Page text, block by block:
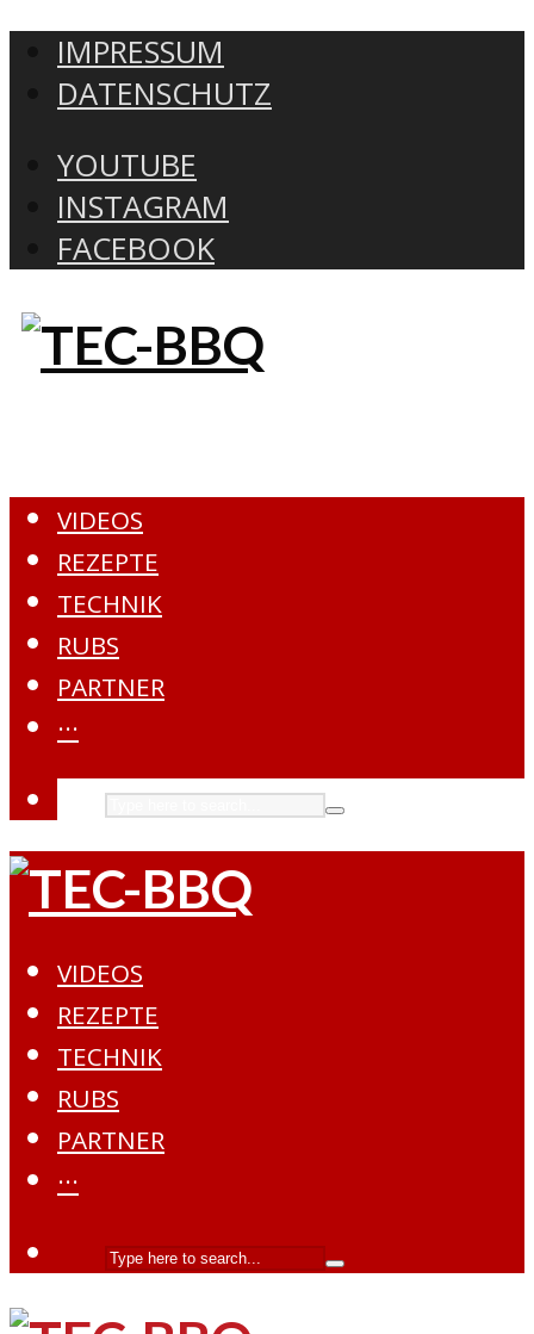
IMPRESSUM
DATENSCHUTZ
YOUTUBE
INSTAGRAM
FACEBOOK
VIDEOS
REZEPTE
TECHNIK
RUBS
PARTNER
···
VIDEOS
REZEPTE
TECHNIK
RUBS
PARTNER
···